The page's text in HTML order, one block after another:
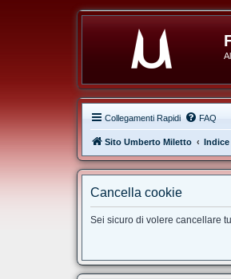
Collegamenti Rapidi FAQ
Sito Umberto Miletto Indice
Cancella cookie
Sei sicuro di volere cancellare